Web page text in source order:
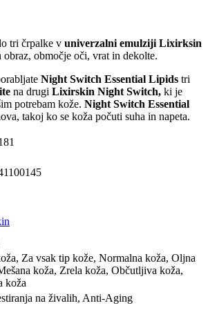
tri črpalke v univerzalni emulziji Lixirksin
obraz, območje oči, vrat in dekolte.
Night Switch Essential Lipids tri
na drugi Lixirskin Night Switch, ki je
potrebam kože. Night Switch Essential
takoj ko se koža počuti suha in napeta.
Za vsak tip kože, Normalna koža, Oljna
koža, Zrela koža, Občutljiva koža,
koža
na živalih, Anti-Aging